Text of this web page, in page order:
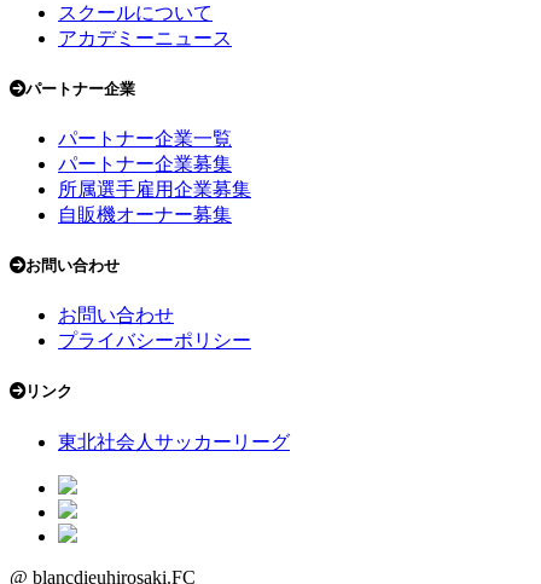
スクールについて
アカデミーニュース
パートナー企業
パートナー企業一覧
パートナー企業募集
所属選手雇用企業募集
自販機オーナー募集
お問い合わせ
お問い合わせ
プライバシーポリシー
リンク
東北社会人サッカーリーグ
@ blancdieuhirosaki.FC